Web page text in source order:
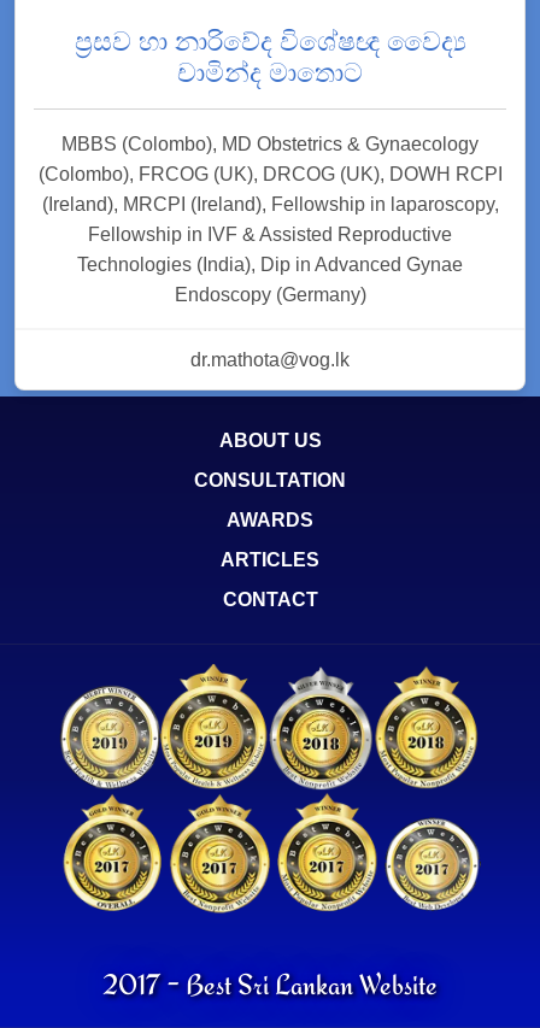
ප්‍රසව හා නාරිවේද විශේෂඥ වෛද්‍ය
චාමින්ද මාතොට
MBBS (Colombo), MD Obstetrics & Gynaecology
(Colombo), FRCOG (UK), DRCOG (UK), DOWH RCPI
(Ireland), MRCPI (Ireland), Fellowship in laparoscopy,
Fellowship in IVF & Assisted Reproductive
Technologies (India), Dip in Advanced Gynae
Endoscopy (Germany)
dr.mathota@vog.lk
ABOUT US
CONSULTATION
AWARDS
ARTICLES
CONTACT
2017 - Best Sri Lankan Website